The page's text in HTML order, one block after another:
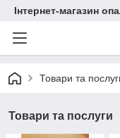
Інтернет-магазин
Товари та
Товари та послуги